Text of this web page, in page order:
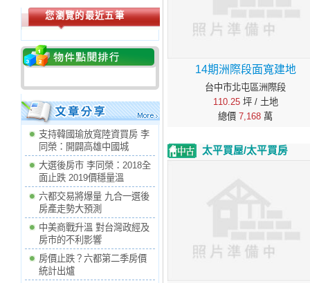
您瀏覽的最近五筆
支持韓國瑜放寬陸資買房 李
同榮：開闢高雄中國城
大選後房市 李同榮：2018全
面止跌 2019價穩量溫
六都交易將爆量 九合一選後
房產走勢大預測
中美商戰升溫 對台灣政經及
房市的不利影響
房價止跌？六都第二季房價
統計出爐
14期洲際段面寬建地
台中市北屯區洲際段
110.25坪 / 土地
總價 7,168 萬
太平買屋/太平買房